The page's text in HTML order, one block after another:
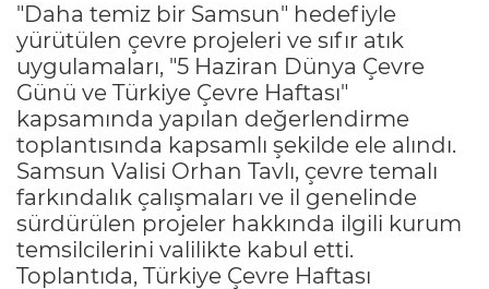
"Daha temiz bir Samsun" hedefiyle
yürütülen çevre projeleri ve sıfır atık
uygulamaları, "5 Haziran Dünya Çevre
Günü ve Türkiye Çevre Haftası"
kapsamında yapılan değerlendirme
toplantısında kapsamlı şekilde ele alındı.
Samsun Valisi Orhan Tavlı, çevre temalı
farkındalık çalışmaları ve il genelinde
sürdürülen projeler hakkında ilgili kurum
temsilcilerini valilikte kabul etti.
Toplantıda, Türkiye Çevre Haftası